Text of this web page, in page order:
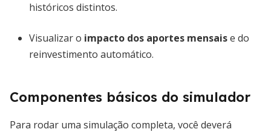
históricos distintos.
Visualizar o impacto dos aportes mensaise do
reinvestimento automático.
Componentes básicos do simulador
Para rodar uma simulação completa, você deverá